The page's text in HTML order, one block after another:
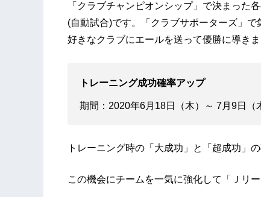
「クラブチャンピオンシップ」で決まった
(自動試合)です。「クラブサポーターズ」
好きなクラブにエールを送って優勝に導きま
トレーニング成功確率アップ
期間：2020年6月18日（木）～ 7月9日（
トレーニング時の「大成功」と「超成功」
この機会にチームを一気に強化して「Ｊリ